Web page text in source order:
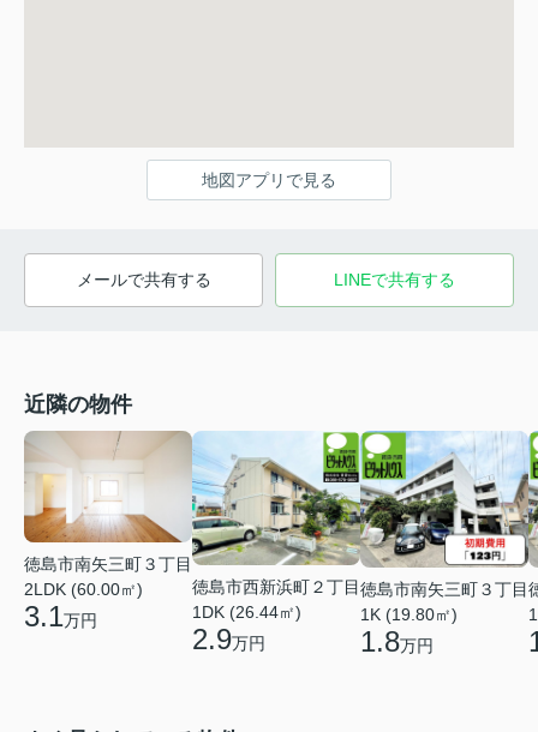
地図アプリで見る
メールで共有する LINEで共有する
近隣の物件
徳島市南矢三町３丁目
2LDK (60.00㎡)
3.1万円
徳島市西新浜町２丁目
1DK (26.44㎡)
2.9万円
徳島市南矢三町３丁目
1K (19.80㎡)
1.8万円